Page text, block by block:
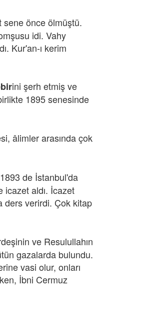
sene önce ölmüştü.
idi. Vahy
Kur'an-ı kerim
ini şerh etmiş ve
1895 senesinde
âlimler arasında çok
de İstanbul'da
aldı. İcazet
ders verirdi. Çok kitap
ve Resulullahın
gazalarda bulundu.
vasi olur, onları
İbni Cermuz